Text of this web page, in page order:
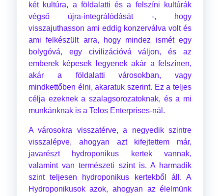
két kultúra, a földalatti és a felszíni kultúrák
végső újra-integrálódását -, hogy
visszajuthasson ami eddig konzerválva volt és
ami felkészült arra, hogy mindez ismét egy
bolygóvá, egy civilizációvá váljon, és az
emberek képesek legyenek akár a felszínen,
akár a földalatti városokban, vagy
mindkettőben élni, akaratuk szerint. Ez a teljes
célja ezeknek a szalagsorozatoknak, és a mi
munkánknak is a Telos Enterprises-nál.
A városokra visszatérve, a negyedik szintre
visszalépve, ahogyan azt kifejtettem már,
javarészt hydroponikus kertek vannak,
valamint van természeti szint is. A harmadik
szint teljesen hydroponikus kertekből áll. A
Hydroponikusok azok, ahogyan az élelmünk